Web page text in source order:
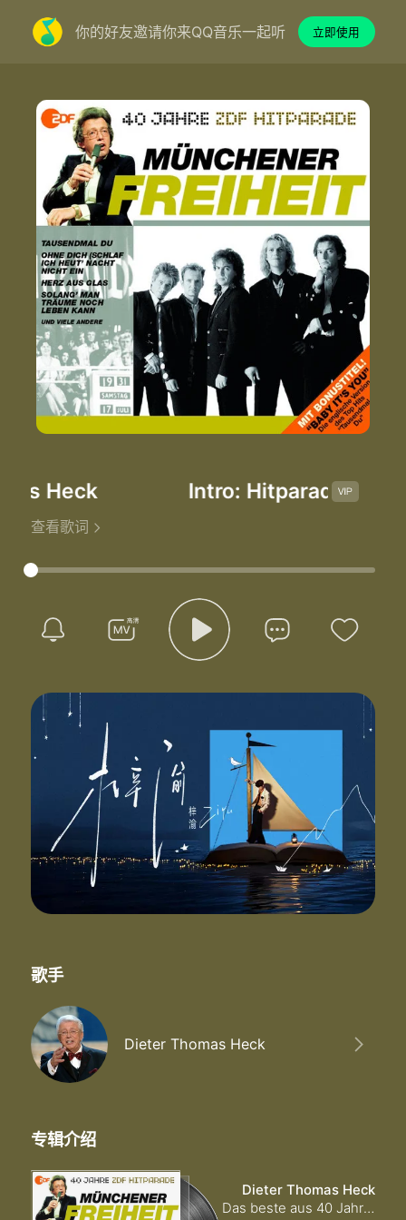
你的好友邀请你来QQ音乐一起听 立即使用
Heck Intro: Hitparaden Star
查看歌词
歌手
Dieter Thomas Heck
专辑介绍
Dieter Thomas Heck
Das beste aus 40 Jahren Hitparade